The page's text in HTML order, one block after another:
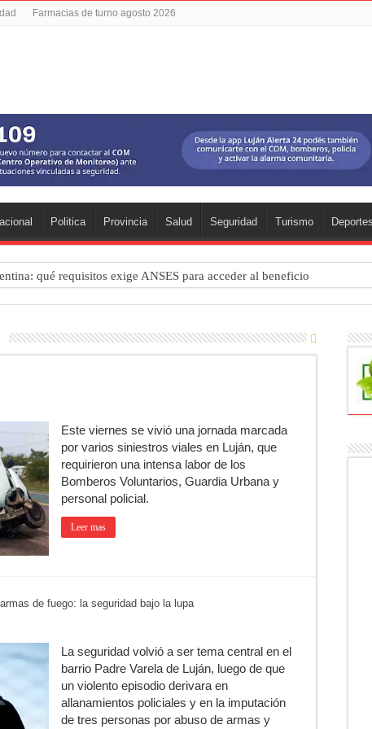
Farmacias de turno agosto 2026
Politica Provincia Salud Seguridad Turismo
qué requisitos exige ANSES para acceder al beneficio
una mejor educación ambiental
residentes uruguayos avanzan con su regularización en Luján
de cine en Luján es una apuesta al arte argentino
Trinidad Guevara: agosto llega con una cartelera para todos los
tras detectar un robo que compromete su trazabilidad
de Campo: Tomás Jofré se prepara para otra celebración tradicional
Provincial de bochas
una nueva fiesta gastronómica
lanzó un asistente virtual para consultar infracciones por WhatsApp
Este viernes se vivió una jornada marcada
por varios siniestros viales en Luján, que
requirieron una intensa labor de los
Bomberos Voluntarios, Guardia Urbana y
personal policial.
Leer mas
de fuego: la seguridad bajo la lupa
La seguridad volvió a ser tema central en el
barrio Padre Varela de Luján, luego de que
un violento episodio derivara en
allanamientos policiales y en la imputación
de tres personas por abuso de armas y